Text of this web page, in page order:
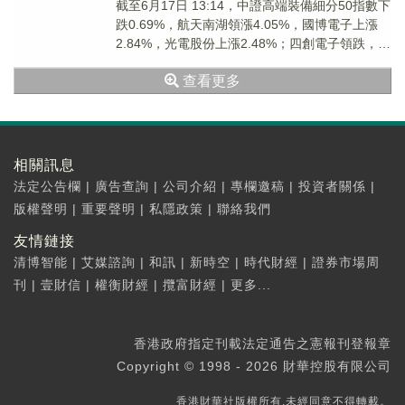
截至6月17日 13:14，中證高端裝備細分50指數下
跌0.69%，航天南湖領漲4.05%，國博電子上漲
2.84%，光電股份上漲2.48%；四創電子領跌，海
查看更多
相關訊息
法定公告欄 | 廣告查詢 | 公司介紹 | 專欄邀稿 | 投資者關係 |
版權聲明 | 重要聲明 | 私隱政策 | 聯絡我們
友情鏈接
清博智能 | 艾媒諮詢 | 和訊 | 新時空 | 時代財經 | 證券市場周
刊
| 壹財信 | 權衡財經 | 攬富財經 | 更多...
香港政府指定刊載法定通告之憲報刊登報章
Copyright © 1998 - 2026 財華控股有限公司
香港財華社版權所有,未經同意不得轉載。